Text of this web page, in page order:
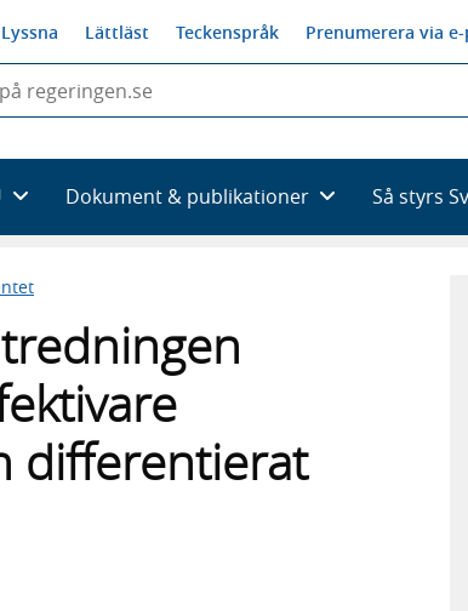
Lyssna Lättläst Teckenspråk Prenumerera via
Dokument & publikationer Så styrs
differentierat